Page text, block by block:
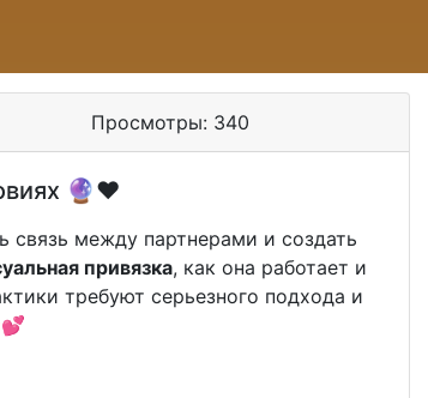
Просмотры: 340
🔮❤️
между партнерами и создать
привязка, как она работает и
требуют серьезного подхода и